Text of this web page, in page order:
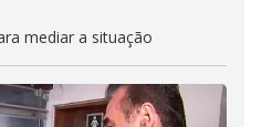
mediar a situação